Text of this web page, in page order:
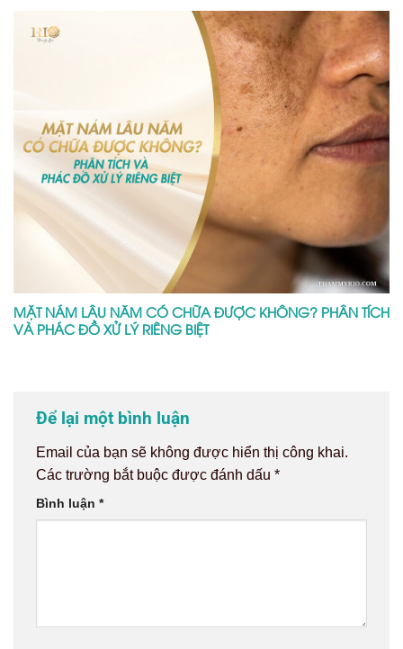
MẶT NÁM LÂU NĂM CÓ CHỮA ĐƯỢC KHÔNG? PHÂN TÍCH
VÀ PHÁC ĐỒ XỬ LÝ RIÊNG BIỆT
Để lại một bình luận
Email của bạn sẽ không được hiển thị công khai.
Các trường bắt buộc được đánh dấu *
Bình luận *